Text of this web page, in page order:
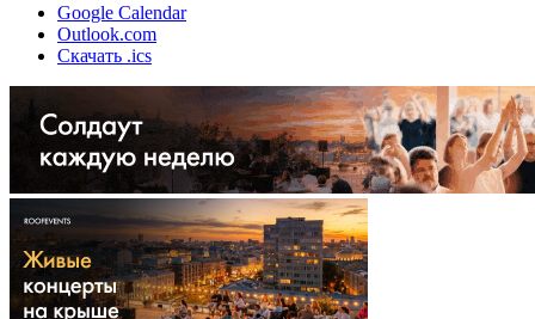
Google Calendar
Outlook.com
Скачать .ics